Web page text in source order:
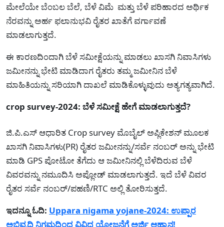
ಮೇಲೆಯೇ ಬೆಂಬಲ ಬೆಲೆ, ಬೆಳೆ ವಿಮೆ ಮತ್ತು ಬೆಳೆ ಪರಿಹಾರದ ಅರ್ಥಿಕ
ನೆರವನ್ನು ಅರ್ಹ ಫಲಾನುಭವಿ ರೈತರ ಖಾತೆಗೆ ವರ್ಗಾವಣೆ
ಮಾಡಲಾಗುತ್ತದೆ.
ಈ ಕಾರಣದಿಂದಾಗಿ ಬೆಳೆ ಸಮೀಕ್ಷೆಯನ್ನು ಮಾಡಲು ಖಾಸಗಿ ನಿವಾಸಿಗಳು
ಜಮೀನನ್ನು ಭೇಟಿ ಮಾಡಿದಾಗ ರೈತರು ತಮ್ಮ ಜಮೀನಿನ ಬೆಳೆ
ಮಾಹಿತಿಯನ್ನು ಸರಿಯಾಗಿ ದಾಖಲೆ ಮಾಡಿಕೊಳ್ಳುವುದು ಅತ್ಯಗತ್ಯವಾಗಿದೆ.
crop survey-2024: ಬೆಳೆ ಸಮೀಕ್ಷೆ ಹೇಗೆ ಮಾಡಲಾಗುತ್ತದೆ?
ಜಿ.ಪಿ.ಎಸ್ ಆಧಾರಿತ Crop survey ಮೊಬೈಲ್ ಅಪ್ಲಿಕೇಶನ್ ಮೂಲಕ
ಖಾಸಗಿ ನಿವಾಸಿಗಳು(PR) ರೈತರ ಜಮೀನನ್ನು/ಸರ್ವೆ ನಂಬರ್ ಅನ್ನು ಭೇಟಿ
ಮಾಡಿ GPS ಪೋಟೋ ತೆಗೆದು ಆ ಜಮೀನಿನಲ್ಲಿ ಬೆಳೆದಿರುವ ಬೆಳೆ
ವಿವರವನ್ನು ನಮೂದಿಸಿ ಅಪ್ಲೋಡ್ ಮಾಡಲಾಗುತ್ತದೆ. ಇದೆ ಬೆಳೆ ವಿವರ
ರೈತರ ಸರ್ವೆ ನಂಬರ್/ಪಹಣಿ/RTC ಅಲ್ಲಿ ತೋರಿಸುತ್ತದೆ.
ಇದನ್ನೂ ಓದಿ: Uppara nigama yojane-2024: ಉಪ್ಪಾರ
ಅಭಿವೃದ್ಧಿ ನಿಗಮದಿಂದ ವಿವಿಧ ಯೋಜನೆಗೆ ಅರ್ಜಿ ಆಹ್ವಾನ!